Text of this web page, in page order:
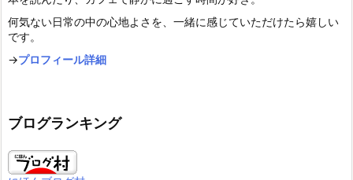
何気ない日常の中の心地よさを、一緒に感じていただけたら嬉しい
です。
→プロフィール詳細
ブログランキング